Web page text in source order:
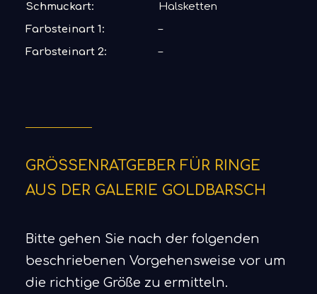
Schmuckart:
Halsketten
Farbsteinart 1:
–
Farbsteinart 2:
–
GRÖSSENRATGEBER FÜR RINGE
AUS DER GALERIE GOLDBARSCH
Bitte gehen Sie nach der folgenden
beschriebenen Vorgehensweise vor um
die richtige Größe zu ermitteln.